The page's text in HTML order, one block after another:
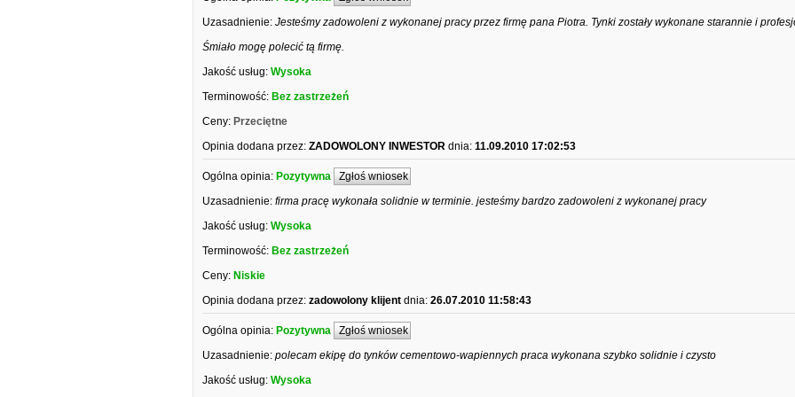
Uzasadnienie: Jesteśmy zadowoleni z wykonanej pracy przez firmę pana Piotra. Tynki zostały wykonane starannie i
Śmiało mogę polecić tą firmę.
Jakość usług: Wysoka
Terminowość: Bez zastrzeżeń
Ceny: Przeciętne
Opinia dodana przez: ZADOWOLONY INWESTOR dnia: 11.09.2010 17:02:53
Ogólna opinia: Pozytywna Zgłoś wniosek
Uzasadnienie: firma pracę wykonała solidnie w terminie. jesteśmy bardzo zadowoleni z wykonanej pracy
Jakość usług: Wysoka
Terminowość: Bez zastrzeżeń
Ceny: Niskie
Opinia dodana przez: zadowolony klijent dnia: 26.07.2010 11:58:43
Ogólna opinia: Pozytywna Zgłoś wniosek
Uzasadnienie: polecam ekipę do tynków cementowo-wapiennych praca wykonana szybko solidnie i czysto
Jakość usług: Wysoka